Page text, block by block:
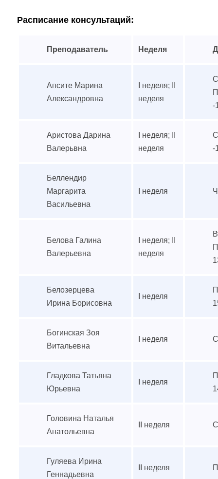
Расписание консультаций:
Преподаватель Неделя
Апсите Марина
Александровна
I неделя; II
неделя
-
Аристова Дарина
Валерьвна
I неделя; II
неделя
-
Беллендир
Маргарита
Васильевна
I неделя
Белова Галина
Валерьевна
I неделя; II
неделя
Белозерцева
Ирина Борисовна
I неделя
Богинская Зоя
Витальевна
I неделя
Гладкова Татьяна
Юрьевна
I неделя
Головина Наталья
Анатольевна
II неделя
Гуляева Ирина
Геннадьевна
II неделя